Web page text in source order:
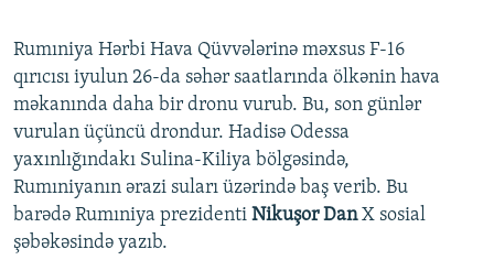
Rumıniya Hərbi Hava Qüvvələrinə məxsus F-16
qırıcısı iyulun 26-da səhər saatlarında ölkənin hava
məkanında daha bir dronu vurub. Bu, son günlər
vurulan üçüncü drondur. Hadisə Odessa
yaxınlığındakı Sulina-Kiliya bölgəsində,
Rumıniyanın ərazi suları üzərində baş verib. Bu
barədə Rumıniya prezidenti Nikuşor DanX sosial
şəbəkəsində yazıb.